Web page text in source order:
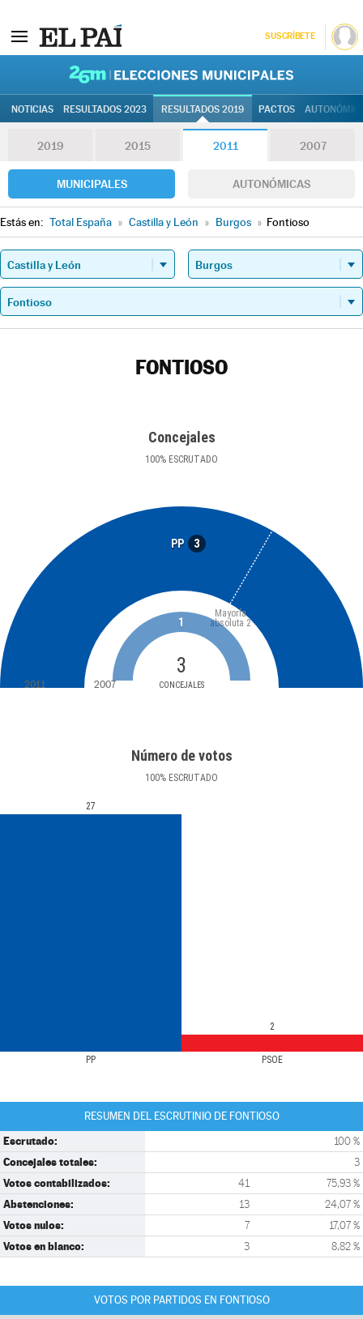
SUSCRÍBETE
NOTICIAS RESULTADOS 2023 RESULTADOS 2019 PACTOS
2019 2015 2011 2007
MUNICIPALES AUTONÓMICAS
Estás en: Total España » Castilla y León » Burgos » Fontioso
FONTIOSO
Concejales
100% ESCRUTADO
PP 3
3
CONCEJALES
Mayoría
absoluta 2
1
2011 2007
Número de votos
100% ESCRUTADO
PP PSOE
27
2
RESUMEN DEL ESCRUTINIO DE FONTIOSO
Escrutado: 100 %
Concejales totales: 3
Votos contabilizados: 41 75,93 %
Abstenciones: 13 24,07 %
Votos nulos: 7 17,07 %
Votos en blanco: 3 8,82 %
VOTOS POR PARTIDOS EN FONTIOSO